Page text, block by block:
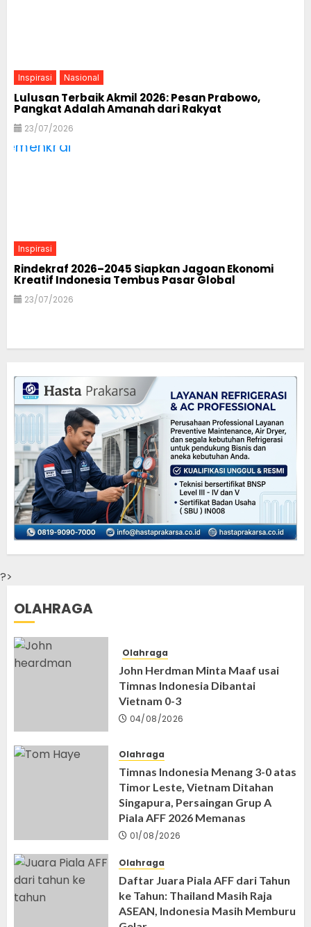
Inspirasi Nasional
Lulusan Terbaik Akmil 2026: Pesan Prabowo,
Pangkat Adalah Amanah dari Rakyat
23/07/2026
Inspirasi
Rindekraf 2026–2045 Siapkan Jagoan Ekonomi
Kreatif Indonesia Tembus Pasar Global
23/07/2026
?>
OLAHRAGA
Olahraga
John Herdman Minta Maaf usai
Timnas Indonesia Dibantai
Vietnam 0-3
04/08/2026
Olahraga
Timnas Indonesia Menang 3-0 atas
Timor Leste, Vietnam Ditahan
Singapura, Persaingan Grup A
Piala AFF 2026 Memanas
01/08/2026
Olahraga
Daftar Juara Piala AFF dari Tahun
ke Tahun: Thailand Masih Raja
ASEAN, Indonesia Masih Memburu